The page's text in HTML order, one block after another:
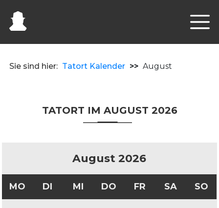
Sie sind hier: Tatort Kalender >> August
TATORT IM AUGUST 2026
August 2026
MO DI MI DO FR SA SO